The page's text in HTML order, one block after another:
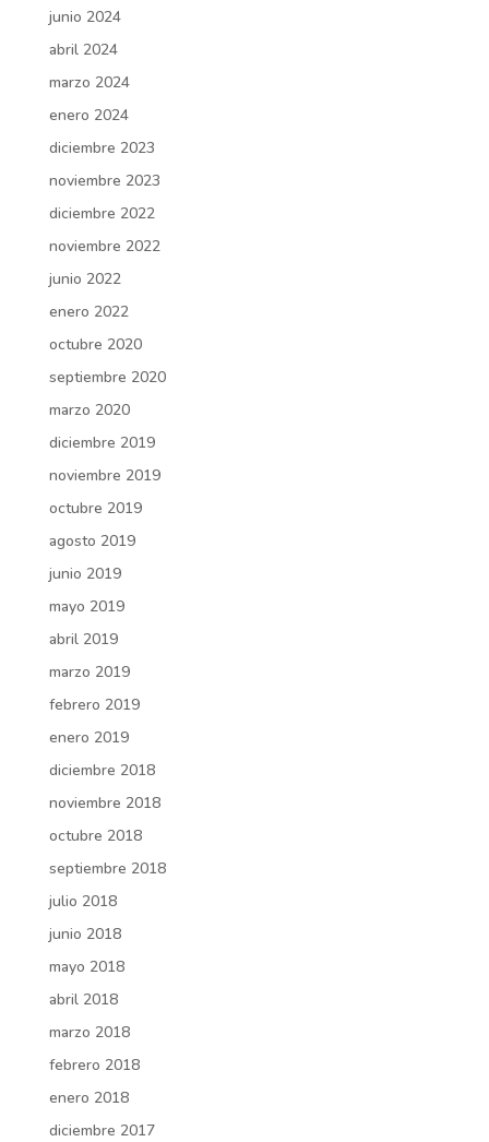
junio 2024
abril 2024
marzo 2024
enero 2024
diciembre 2023
noviembre 2023
diciembre 2022
noviembre 2022
junio 2022
enero 2022
octubre 2020
septiembre 2020
marzo 2020
diciembre 2019
noviembre 2019
octubre 2019
agosto 2019
junio 2019
mayo 2019
abril 2019
marzo 2019
febrero 2019
enero 2019
diciembre 2018
noviembre 2018
octubre 2018
septiembre 2018
julio 2018
junio 2018
mayo 2018
abril 2018
marzo 2018
febrero 2018
enero 2018
diciembre 2017